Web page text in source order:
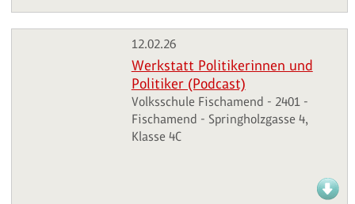
12.02.26
Werkstatt Politikerinnen und
Politiker (Podcast)
Volksschule Fischamend - 2401 -
Fischamend - Springholzgasse 4,
Klasse 4C